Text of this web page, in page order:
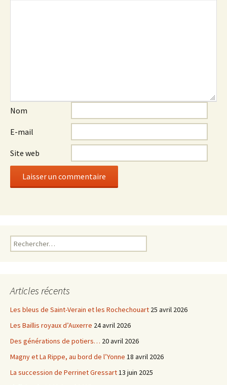
Nom
E-mail
Site web
Rechercher :
Articles récents
Les bleus de Saint-Verain et les Rochechouart 25 avril 2026
Les Baillis royaux d’Auxerre 24 avril 2026
Des générations de potiers… 20 avril 2026
Magny et La Rippe, au bord de l’Yonne 18 avril 2026
La succession de Perrinet Gressart13 juin 2025